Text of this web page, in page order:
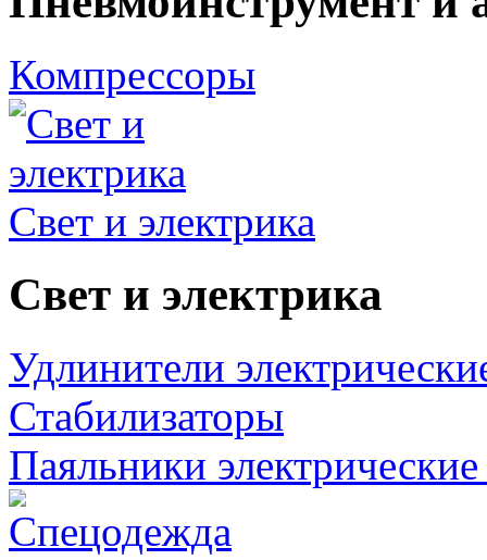
Компрессоры
Свет и электрика
Свет и электрика
Удлинители
Стабилизаторы
Паяльники